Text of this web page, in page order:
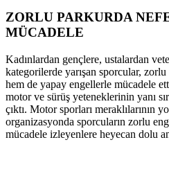
ZORLU PARKURDA
MÜCADELE
Kadınlardan gençlere, ustalardan
kategorilerde yarışan sporcular,
hem de yapay engellerle mücadele
motor ve sürüş yeteneklerinin yanı
çıktı. Motor sporları meraklılarının
organizasyonda sporcuların zorlu
mücadele izleyenlere heyecan dolu